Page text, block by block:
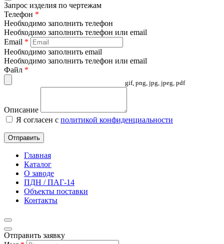
Запрос изделия по чертежам
Телефон *
Необходимо заполнить телефон
Необходимо заполнить телефон или email
Email *
Необходимо заполнить email
Необходимо заполнить телефон или email
Файл *
gif, png, jpg, jpeg, pdf
Описание
Я согласен с политикой конфиденциальности
Отправить
Главная
Каталог
О заводе
ПДН / ПАГ-14
Объекты поставки
Контакты
Отправить заявку